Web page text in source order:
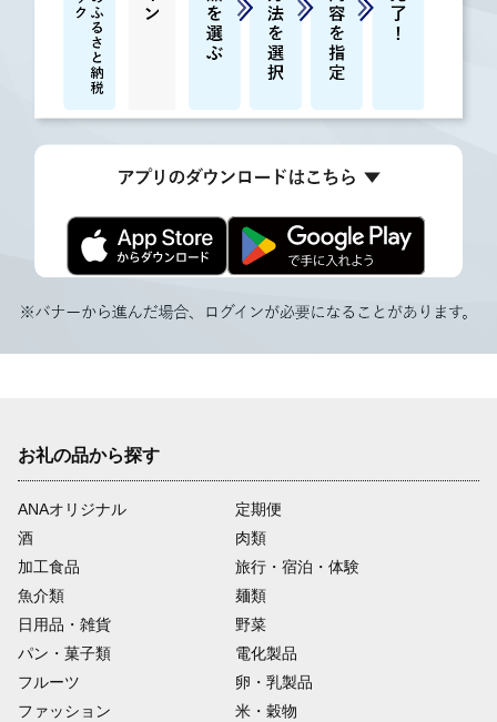
お礼の品から探す
ANAオリジナル
定期便
酒
肉類
加工食品
旅行・宿泊・体験
魚介類
麺類
日用品・雑貨
野菜
パン・菓子類
電化製品
フルーツ
卵・乳製品
ファッション
米・穀物